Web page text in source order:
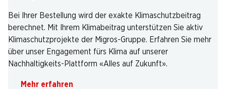
Bei Ihrer Bestellung wird der exakte Klimaschutzbeitrag
berechnet. Mit Ihrem Klimabeitrag unterstützen Sie aktiv
Klimaschutzprojekte der Migros-Gruppe. Erfahren Sie mehr
über unser Engagement fürs Klima auf unserer
Nachhaltigkeits-Plattform «Alles auf Zukunft».
Mehr erfahren